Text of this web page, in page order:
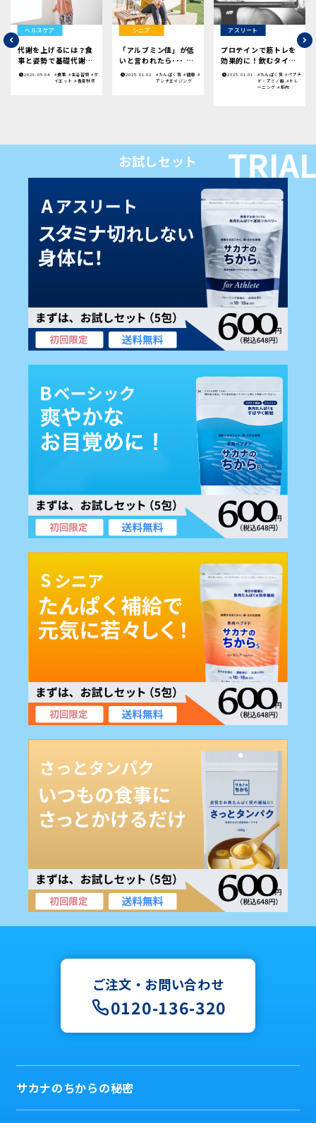
ヘルスケア
代謝を上げるには？食
事と姿勢で基礎代謝を
高める方法
2026.05.04 #食事 #生活習慣 #ダ
イエット #春夏秋冬
シニア
「アルブミン値」が低
いと言われたら･･･ |
今日から意識したいこ
2025.01.02 #たんぱく質 #健康 #
アンチエイジング
アスリート
プロテインで筋トレを
効果的に！飲むタイミ
ングや効果についてわ
かりやすく解説
2025.01.01 #たんぱく質 #ペプチ
ド・アミノ酸 #トレ
ーニング #筋肉
お試しセット
ご注文・お問い合わせ
0120-136-320
サカナのちからの秘密